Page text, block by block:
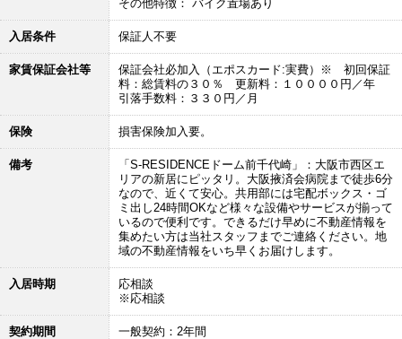
その他特徴： バイク置場あり
入居条件 保証人不要
家賃保証会社等
保証会社必加入（エポスカード:実費）※ 初回保証
料：総賃料の３０％ 更新料：１００００円／年
引落手数料：３３０円／月
保険 損害保険加入要。
備考
「S-RESIDENCEドーム前千代崎」：大阪市西区エ
リアの新居にピッタリ。大阪掖済会病院まで徒歩6分
なので、近くて安心。共用部には宅配ボックス・ゴ
ミ出し24時間OKなど様々な設備やサービスが揃って
いるので便利です。できるだけ早めに不動産情報を
集めたい方は当社スタッフまでご連絡ください。地
域の不動産情報をいち早くお届けします。
入居時期
応相談
※応相談
契約期間 一般契約：2年間